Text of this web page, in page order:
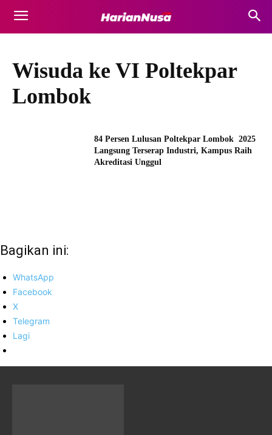
Wisuda ke VI Poltekpar
Lombok
84 Persen Lulusan Poltekpar Lombok 2025
Langsung Terserap Industri, Kampus Raih
Akreditasi Unggul
Bagikan ini:
WhatsApp
Facebook
X
Telegram
Lagi